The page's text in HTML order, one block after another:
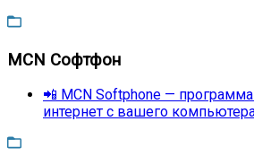
MCN Софтфон
📲 MCN Softphone —
интернет с вашего